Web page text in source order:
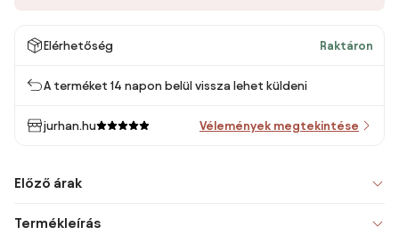
Elérhetőség Raktáron
A terméket 14 napon belül vissza lehet küldeni
jurhan.hu Vélemények megtekintése
Előző árak
Termékleírás